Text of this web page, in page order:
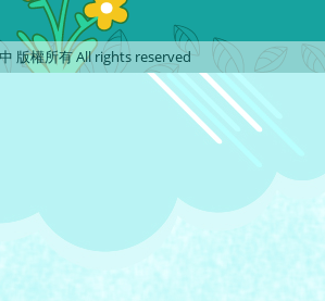
版權所有 All rights reserved